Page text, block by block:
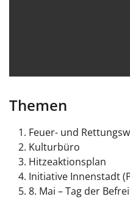
Themen
Feuer- und
Kulturbüro
Hitzeaktionsplan
Initiative Innenstadt
8. Mai – Tag der